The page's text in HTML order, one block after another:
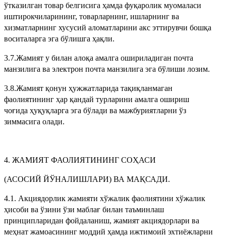
ўтказилган товар белгисига ҳамда фуқаролик муомаласи
иштирокчиларининг, товарларнинг, ишларнинг ва
хизматларнинг хусусий аломатларини акс эттирувчи бошқа
воситаларга эга бўлишга ҳақли.
3.7.Жамият у билан алоқа амалга ошириладиган почта
манзилига ва электрон почта манзилига эга бўлиши лозим.
3.8.Жамият қонун ҳужжатларида тақиқланмаган
фаолиятининг ҳар қандай турларини амалга ошириш
чоғида ҳуқуқларга эга бўлади ва мажбуриятларни ўз
зиммасига олади.
4. ЖАМИЯТ ФАОЛИЯТИНИНГ СОҲАСИ
(АСОСИЙ ЙЎНАЛИШЛАРИ) ВА МАҚСАДИ.
4.1. Акциядорлик жамияти хўжалик фаолиятини хўжалик
ҳисоби ва ўзини ўзи маблағ билан таъминлаш
принципларидан фойдаланиш, жамият акциядорлари ва
меҳнат жамоасининг моддий ҳамда ижтимоий эхтиёжларни